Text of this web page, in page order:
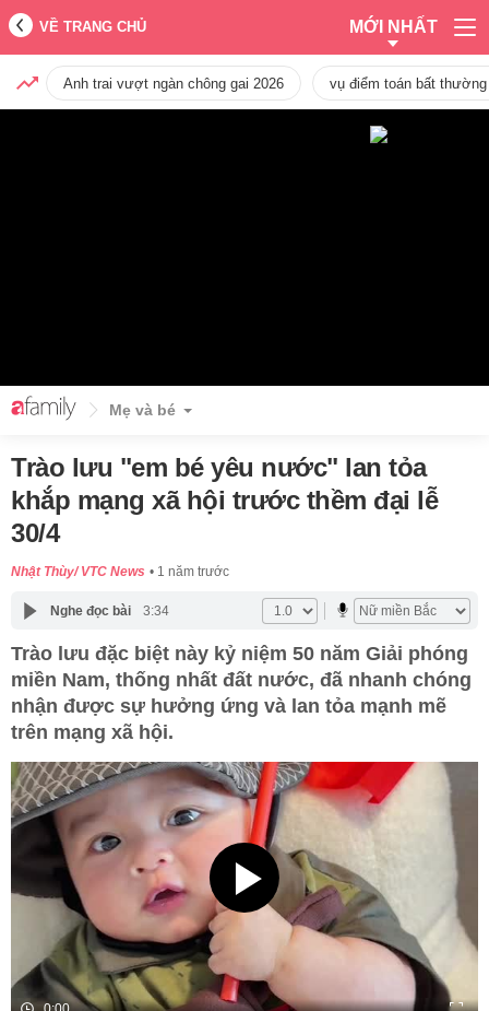
VỀ TRANG CHỦ MỚI NHẤT
Anh trai vượt ngàn chông gai 2026 vụ điểm toán bất
Mẹ và bé
Trào lưu "em bé yêu nước" lan tỏa
khắp mạng xã hội trước thềm đại lễ
30/4
Nhật Thùy/ VTC News 1 năm trước
Nghe đọc bài 3:34
Trào lưu đặc biệt này kỷ niệm 50 năm Giải phóng
miền Nam, thống nhất đất nước, đã nhanh chóng
nhận được sự hưởng ứng và lan tỏa mạnh mẽ
trên mạng xã hội.